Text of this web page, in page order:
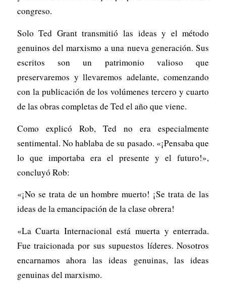
congreso.
Solo Ted Grant transmitió las ideas y el método
genuinos del marxismo a una nueva generación. Sus
escritos son un patrimonio valioso que
preservaremos y llevaremos adelante, comenzando
con la publicación de los volúmenes tercero y cuarto
de las obras completas de Ted el año que viene.
Como explicó Rob, Ted no era especialmente
sentimental. No hablaba de su pasado. «¡Pensaba que
lo que importaba era el presente y el futuro!»,
concluyó Rob:
«¡No se trata de un hombre muerto! ¡Se trata de las
ideas de la emancipación de la clase obrera!
«La Cuarta Internacional está muerta y enterrada.
Fue traicionada por sus supuestos líderes. Nosotros
encarnamos ahora las ideas genuinas, las ideas
genuinas del marxismo.